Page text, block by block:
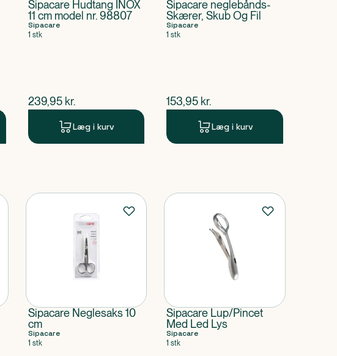
Sipacare Hudtang INOX
11 cm model nr. 98807
Sipacare
1 stk
$nuværende pris
239,95 kr.
Læg i kurv
Sipacare neglebånds-
Skærer, Skub Og Fil
Sipacare
1 stk
$nuværende pris
153,95 kr.
Læg i kurv
Sipacare Neglesaks 10
cm
Sipacare
1 stk
Sipacare Lup/Pincet
Med Led Lys
Sipacare
1 stk